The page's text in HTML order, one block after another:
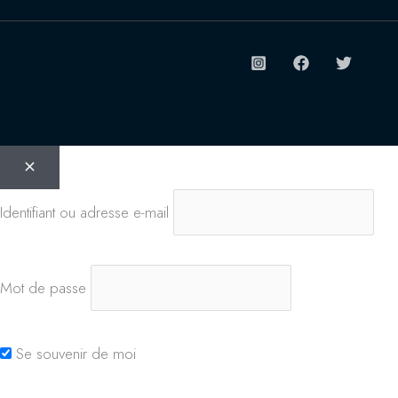
Identifiant ou adresse e-mail
Mot de passe
Se souvenir de moi